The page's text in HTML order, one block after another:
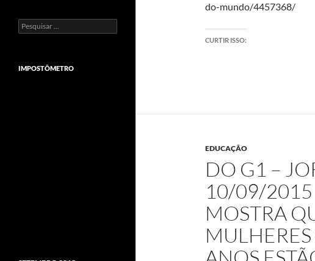
do-mundo/4457368/
CURTIR ISSO:
EDUCAÇÃO
DO G1 –
10/09/2015
MOSTRA
Pesquisar
por:
IMPOSTÔMETRO